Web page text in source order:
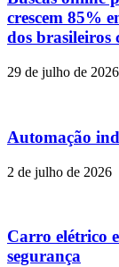
crescem 85%
dos brasileiros
29 de julho de 2026
Automação
2 de julho de 2026
Carro elétrico
segurança